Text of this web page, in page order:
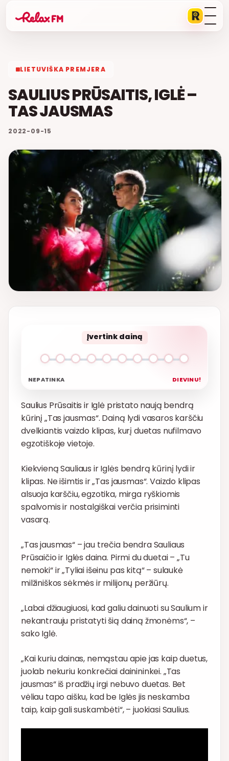
LIETUVIŠKA PREMJERA
SAULIUS PRŪSAITIS, IGLĖ –
TAS JAUSMAS
2022-09-15
Įvertink dainą
NEPATINKA DIEVINU!
Saulius Prūsaitis ir Iglė pristato naują bendrą
kūrinį „Tas jausmas“. Dainą lydi vasaros karščiu
dvelkiantis vaizdo klipas, kurį duetas nufilmavo
egzotiškoje vietoje.
Kiekvieną Sauliaus ir Iglės bendrą kūrinį lydi ir
klipas. Ne išimtis ir „Tas jausmas“. Vaizdo klipas
alsuoja karščiu, egzotika, mirga ryškiomis
spalvomis ir nostalgiškai verčia prisiminti
vasarą.
„Tas jausmas“ – jau trečia bendra Sauliaus
Prūsaičio ir Iglės daina. Pirmi du duetai – „Tu
nemoki“ ir „Tyliai išeinu pas kitą“ – sulaukė
milžiniškos sėkmės ir milijonų peržiūrų.
„Labai džiaugiuosi, kad galiu dainuoti su Saulium ir
nekantrauju pristatyti šią dainą žmonėms“, –
sako Iglė.
„Kai kuriu dainas, nemąstau apie jas kaip duetus,
juolab nekuriu konkrečiai dainininkei. „Tas
jausmas“ iš pradžių irgi nebuvo duetas. Bet
vėliau tapo aišku, kad be Iglės jis neskamba
taip, kaip gali suskambėti“, – juokiasi Saulius.